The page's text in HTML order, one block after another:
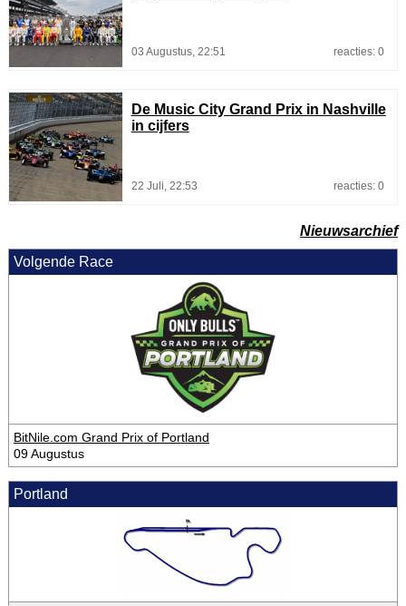
03 Augustus, 22:51 reacties: 0
De Music City Grand Prix in Nashville
in cijfers
22 Juli, 22:53 reacties: 0
Nieuwsarchief
Volgende Race
BitNile.com Grand Prix of Portland
09 Augustus
Portland